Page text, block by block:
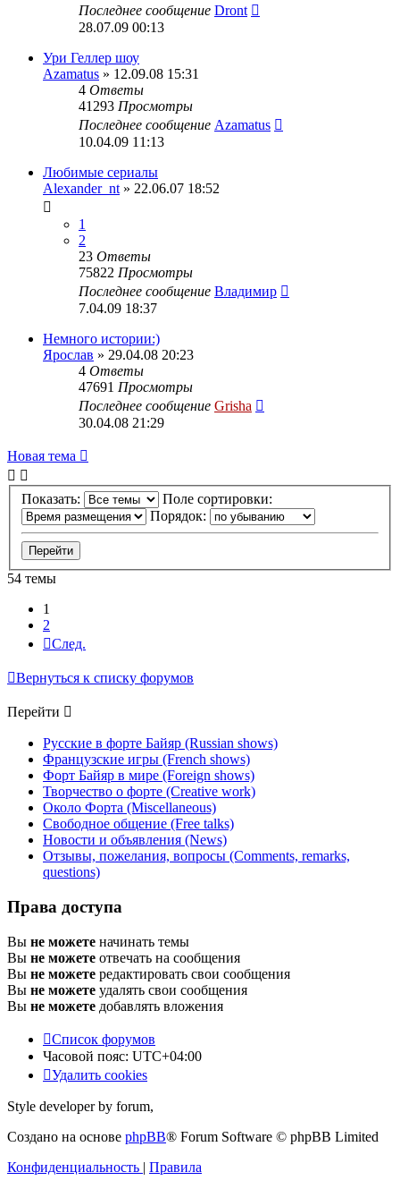
Последнее сообщение Dront
28.07.09 00:13
Ури Геллер шоу
Azamatus » 12.09.08 15:31
4 Ответы
41293 Просмотры
Последнее сообщение Azamatus
10.04.09 11:13
Любимые сериалы
Alexander_nt » 22.06.07 18:52
1
2
23 Ответы
75822 Просмотры
Последнее сообщение Владимир
7.04.09 18:37
Немного истории:)
Ярослав » 29.04.08 20:23
4 Ответы
47691 Просмотры
Последнее сообщение Grisha
30.04.08 21:29
Новая тема
Показать:
Поле сортировки:
Порядок:
54 темы
1
2
След.
Вернуться к списку форумов
Перейти
Русские в форте Байяр (Russian shows)
Французские игры (French shows)
Форт Байяр в мире (Foreign shows)
Творчество о форте (Creative work)
Около Форта (Miscellaneous)
Свободное общение (Free talks)
Новости и объявления (News)
Отзывы, пожелания, вопросы (Comments, remarks,
questions)
Права доступа
Вы не можете начинать темы
Вы не можете отвечать на сообщения
Вы не можете редактировать свои сообщения
Вы не можете удалять свои сообщения
Вы не можете добавлять вложения
Список форумов
Часовой пояс: UTC+04:00
Удалить cookies
Style developer by forum,
Создано на основе phpBB® Forum Software © phpBB Limited
Конфиденциальность | Правила